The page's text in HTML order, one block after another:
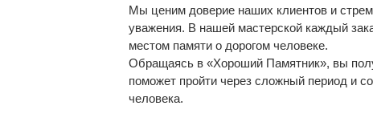
Мы ценим доверие наших клиентов и
уважения. В нашей мастерской каждый
местом памяти о дорогом человеке.
Обращаясь в «Хороший Памятник», вы
поможет пройти через сложный период и
человека.